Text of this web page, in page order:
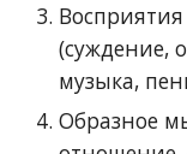
(суждение,
музыка,
Образное